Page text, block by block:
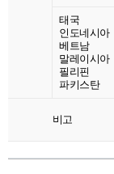
태국
인도네시아
베트남
말레이시아
필리핀
파키스탄
비고